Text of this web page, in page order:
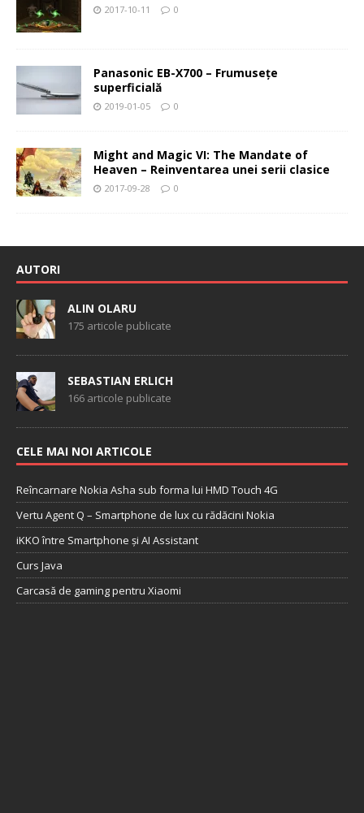
2017-10-11 0
Panasonic EB-X700 – Frumuseţe
superficială
2019-01-05 0
Might and Magic VI: The Mandate of
Heaven – Reinventarea unei serii clasice
2017-09-28 0
AUTORI
ALIN OLARU
175 articole publicate
SEBASTIAN ERLICH
166 articole publicate
CELE MAI NOI ARTICOLE
Reîncarnare Nokia Asha sub forma lui HMD Touch 4G
Vertu Agent Q – Smartphone de lux cu rădăcini Nokia
iKKO între Smartphone și AI Assistant
Curs Java
Carcasă de gaming pentru Xiaomi